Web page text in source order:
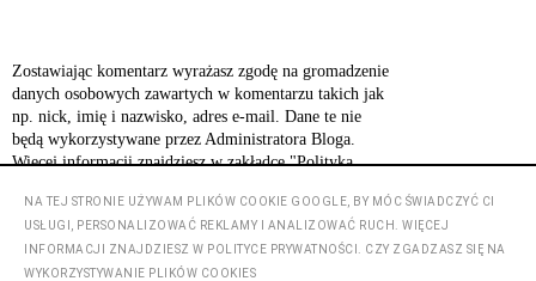
Zostawiając komentarz wyrażasz zgodę na gromadzenie
danych osobowych zawartych w komentarzu takich jak
np. nick, imię i nazwisko, adres e-mail. Dane te nie
będą wykorzystywane przez Administratora Bloga.
Więcej informacji znajdziesz w zakładce "Polityka
‹ ›
NA TEJ STRONIE UŻYWAM PLIKÓW COOKIE GOOGLE, BY MÓC ŚWIADCZYĆ CI
USŁUGI, PERSONALIZOWAĆ REKLAMY I ANALIZOWAĆ RUCH. WIĘCEJ
INFORMACJI ZNAJDZIESZ W POLITYCE PRYWATNOŚCI. CZY ZGADZASZ SIĘ NA
WYKORZYSTYWANIE PLIKÓW COOKIES